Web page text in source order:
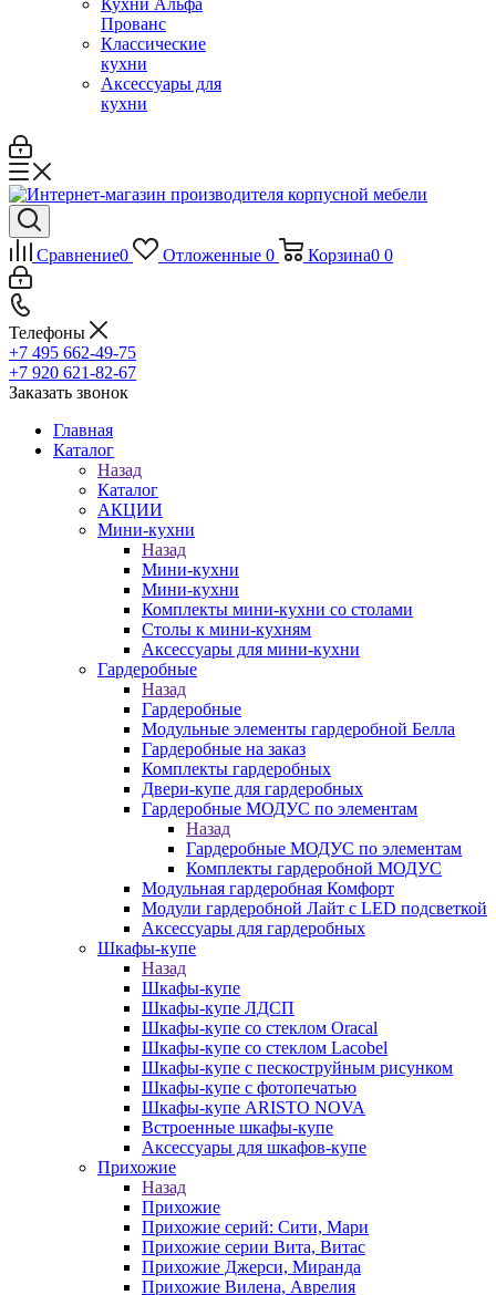
Кухни Альфа
Прованс
Классические
кухни
Аксессуары для
кухни
Сравнение0 Отложенные 0 Корзина0 0
Телефоны
+7 495 662-49-75
+7 920 621-82-67
Заказать звонок
Главная
Каталог
Назад
Каталог
АКЦИИ
Мини-кухни
Назад
Мини-кухни
Мини-кухни
Комплекты мини-кухни со столами
Столы к мини-кухням
Аксессуары для мини-кухни
Гардеробные
Назад
Гардеробные
Модульные элементы гардеробной Белла
Гардеробные на заказ
Комплекты гардеробных
Двери-купе для гардеробных
Гардеробные МОДУС по элементам
Назад
Гардеробные МОДУС по элементам
Комплекты гардеробной МОДУС
Модульная гардеробная Комфорт
Модули гардеробной Лайт с LED подсветкой
Аксессуары для гардеробных
Шкафы-купе
Назад
Шкафы-купе
Шкафы-купе ЛДСП
Шкафы-купе со стеклом Oracal
Шкафы-купе со стеклом Lacobel
Шкафы-купе с пескоструйным рисунком
Шкафы-купе с фотопечатью
Шкафы-купе ARISTO NOVA
Встроенные шкафы-купе
Аксессуары для шкафов-купе
Прихожие
Назад
Прихожие
Прихожие серий: Сити, Мари
Прихожие серии Вита, Витас
Прихожие Джерси, Миранда
Прихожие Вилена, Аврелия